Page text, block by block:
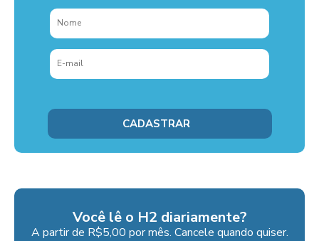
Você lê o H2 diariamente?
A partir de R$5,00 por mês. Cancele quando quiser.